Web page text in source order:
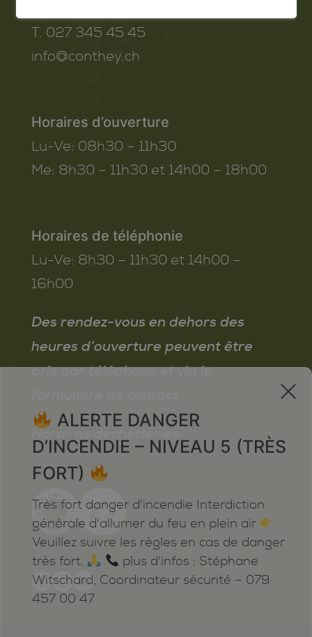
T. 027 345 45 45
info@conthey.ch
Horaires d’ouverture
Lu-Ve: 08h30 – 11h30
Me: 8h30 – 11h30 et 14h00 – 18h00
Horaires de téléphonie
Lu-Ve: 8h30 – 11h30 et 14h00 –
16h00
Des rendez-vous en dehors des
heures d’ouverture peuvent être
pris par téléphone et via le
Horaires déchetteries
x
ALERTE DANGER
D’INCENDIE – NIVEAU 5 (TRÈS
FORT)
Très fort danger d'incendie Interdiction
générale d'allumer du feu en plein air
Veuillez suivre les règles en cas de danger
très fort.
plus d'infos : Stéphane
Witschard, Coordinateur sécurité – 079
457 00 47